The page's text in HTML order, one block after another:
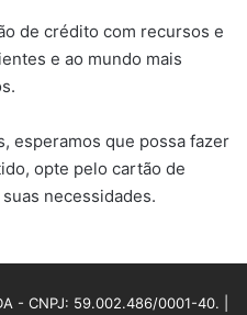
de crédito com recursos e
e ao mundo mais
esperamos que possa fazer
opte pelo cartão de
necessidades.
- CNPJ: 59.002.486/0001-40. |